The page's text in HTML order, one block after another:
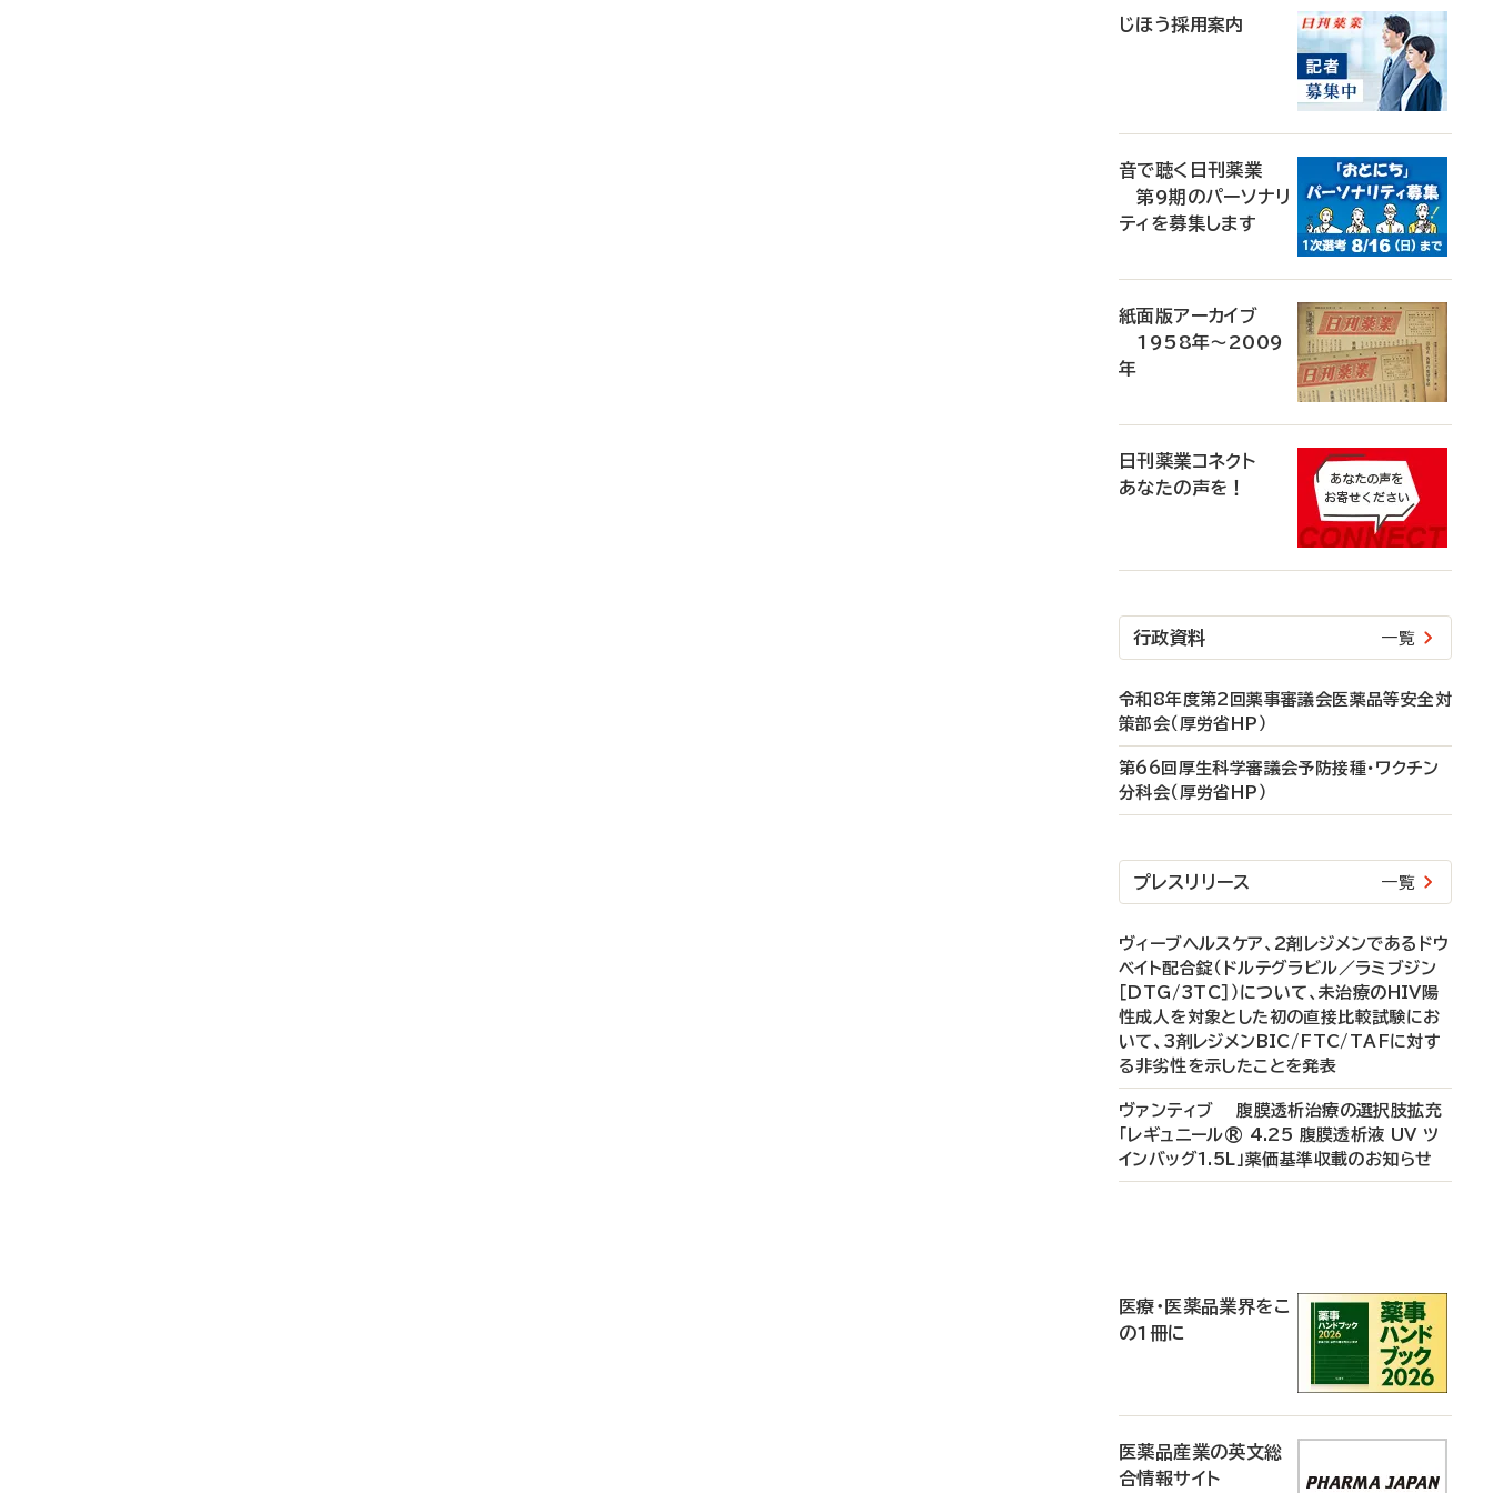
じほう採用案内
音で聴く日刊薬業
第9期のパーソナリ
ティを募集します
紙面版アーカイブ
1958年～2009
年
日刊薬業コネクト
あなたの声を！
行政資料 一覧
令和8年度第2回薬事審議会医薬品等安全対
策部会（厚労省HP）
第66回厚生科学審議会予防接種・ワクチン
分科会（厚労省HP）
プレスリリース 一覧
ヴィーブヘルスケア、2剤レジメンであるドウ
ベイト配合錠（ドルテグラビル／ラミブジン
［DTG/3TC］）について、未治療のHIV陽
性成人を対象とした初の直接比較試験にお
いて、3剤レジメンBIC/FTC/TAFに対す
る非劣性を示したことを発表
ヴァンティブ 腹膜透析治療の選択肢拡充
「レギュニール® 4.25 腹膜透析液 UV ツ
インバッグ1.5L」薬価基準収載のお知らせ
医療・医薬品業界をこ
の1冊に
医薬品産業の英文総
合情報サイト